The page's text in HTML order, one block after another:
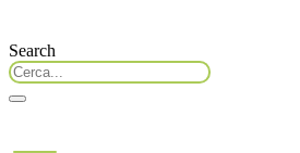
Search